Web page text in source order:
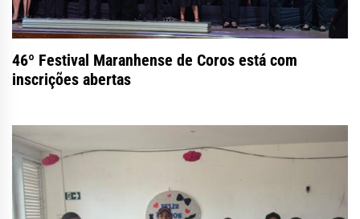
46º Festival Maranhense de Coros está com
inscrições abertas